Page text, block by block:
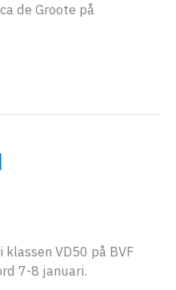
de Groote på
VD50 på BVF
7-8 januari.